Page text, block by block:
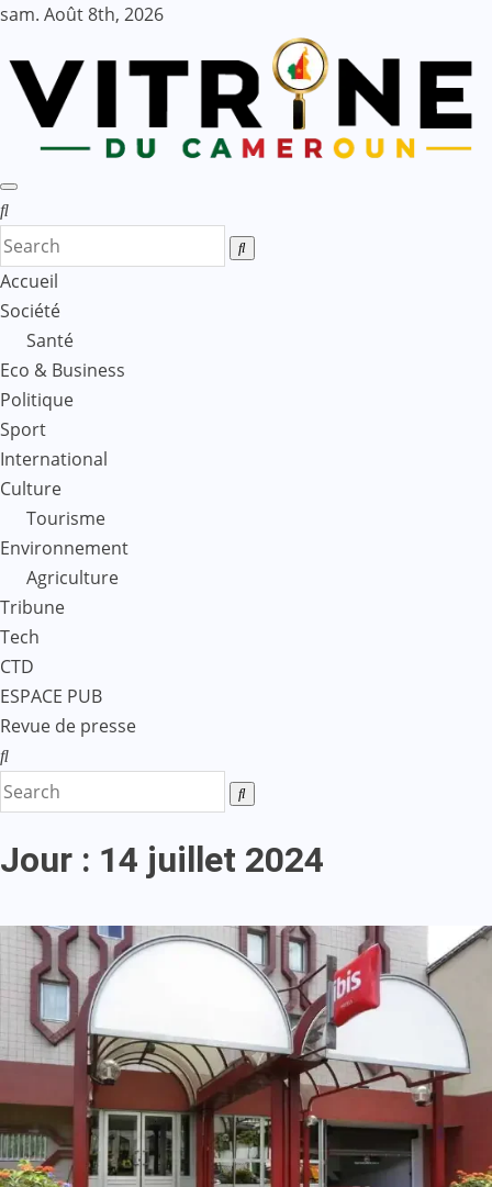
Skip
content
sam. Août 8th, 2026
Accueil
Société
Santé
Eco & Business
Politique
Sport
International
Culture
Tourisme
Environnement
Agriculture
Tribune
Tech
CTD
ESPACE PUB
Revue de presse
Jour : 14 juillet 2024